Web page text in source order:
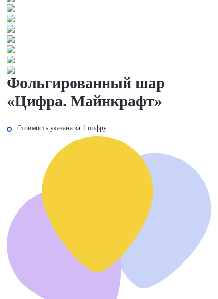
Фольгированный шар
«Цифра. Майнкрафт»
Стоимость указана за 1 цифру